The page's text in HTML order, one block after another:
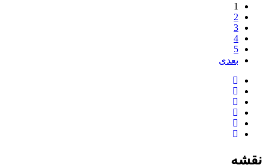
1
2
3
4
5
بعدی
نقشه